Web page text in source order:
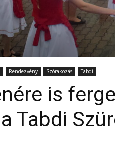
Rendezvény Szórakozás Tabdi
is
Tabdi